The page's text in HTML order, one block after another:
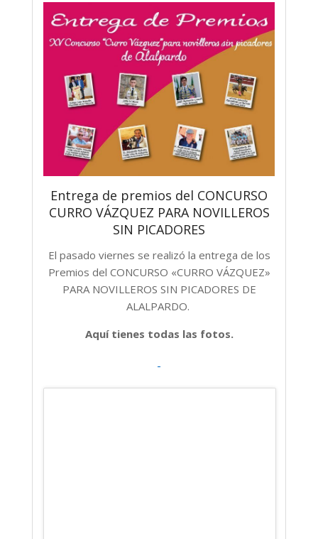
Entrega de premios del CONCURSO
CURRO VÁZQUEZ PARA NOVILLEROS
SIN PICADORES
El pasado viernes se realizó la entrega de los
Premios del CONCURSO «CURRO VÁZQUEZ»
PARA NOVILLEROS SIN PICADORES DE
ALALPARDO.
Aquí tienes todas las fotos.